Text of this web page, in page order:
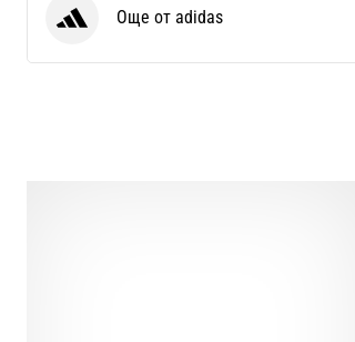
adidas Още от adidas